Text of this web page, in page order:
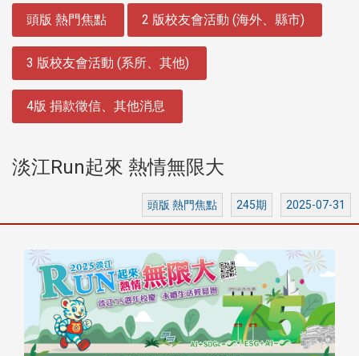
頭版 熱門焦點 2 版校友會活動 (海外、縣市)
3 版校友會活動 (系所、其他)
4版 捐款徵信、其他消息
淡江Run起來 熱情無限大
頭版 熱門焦點 245期 2025-07-31